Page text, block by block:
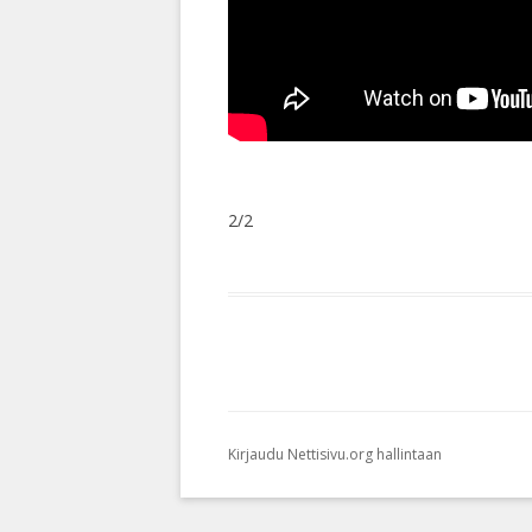
2/2
Kirjaudu Nettisivu.org hallintaan